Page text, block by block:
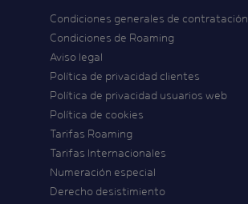
Condiciones generales de contratación
Condiciones de Roaming
Aviso legal
Política de privacidad clientes
Política de privacidad usuarios web
Política de cookies
Tarifas Roaming
Tarifas Internacionales
Numeración especial
Derecho desistimiento